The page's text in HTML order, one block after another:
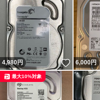
4,980円 いいね！
6,000円
最大10%対象